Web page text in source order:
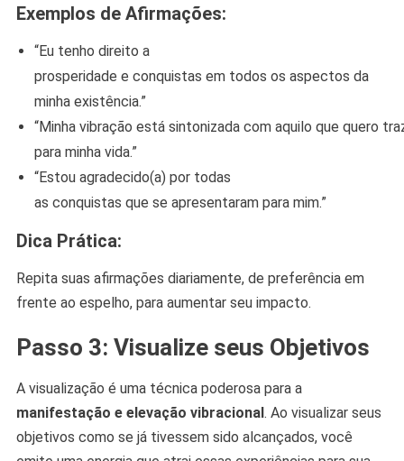
Exemplos de Afirmações:
“Eu tenho direito a
prosperidade e conquistas em todos os aspectos da
minha existência.”
“Minha vibração está sintonizada com aquilo que quero
para minha vida.”
“Estou agradecido(a) por todas
as conquistas que se apresentaram para mim.”
Dica Prática:
Repita suas afirmações diariamente, de preferência em
frente ao espelho, para aumentar seu impacto.
Passo 3: Visualize seus Objetivos
A visualização é uma técnica poderosa para a
manifestação e elevação vibracional . Ao visualizar seus
objetivos como se já tivessem sido alcançados, você